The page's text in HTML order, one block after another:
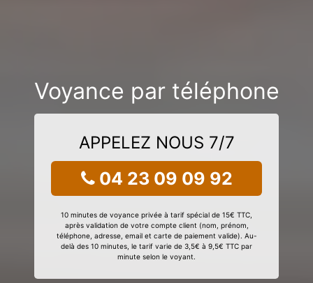
Voyance par téléphone
APPELEZ NOUS 7/7
04 23 09 09 92
10 minutes de voyance privée à tarif spécial de 15€ TTC,
après validation de votre compte client (nom, prénom,
téléphone, adresse, email et carte de paiement valide). Au-
delà des 10 minutes, le tarif varie de 3,5€ à 9,5€ TTC par
minute selon le voyant.